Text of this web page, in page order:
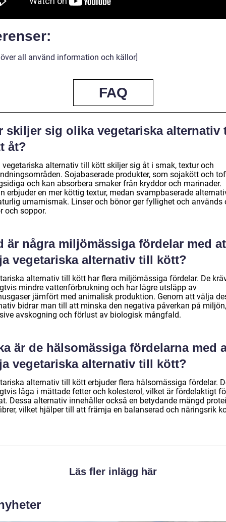
all använd information och källor]
FAQ
skiljer sig olika vegetariska alternativ
åt?
vegetariska alternativ till kött skiljer sig åt i smak, textur och
Sojabaserade produkter, som sojakött och
och kan absorbera smaker från kryddor och marinader.
erbjuder en mer köttig textur, medan svampbaserade
umamismak. Linser och bönor ger fyllighet och används
och soppor.
är några miljömässiga fördelar med
vegetariska alternativ till kött?
alternativ till kött har flera miljömässiga fördelar. De
mindre vattenförbrukning och har lägre utsläpp av
jämfört med animalisk produktion. Genom att välja
bidrar man till att minska den negativa påverkan på miljön,
avskogning och förlust av biologisk mångfald.
är de hälsomässiga fördelarna med
vegetariska alternativ till kött?
alternativ till kött erbjuder flera hälsomässiga fördelar.
låga i mättade fetter och kolesterol, vilket är fördelaktigt
Dessa alternativ innehåller också en betydande mängd
vilket hjälper till att främja en balanserad och näringsrik
Läs fler inlägg här